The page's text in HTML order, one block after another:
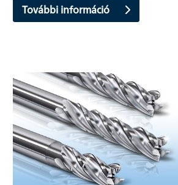
További információ